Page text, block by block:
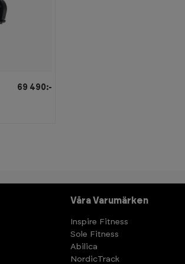
69 490:-
Våra Varumärken
Inspire Fitness
Sole Fitness
Abilica
NordicTrack